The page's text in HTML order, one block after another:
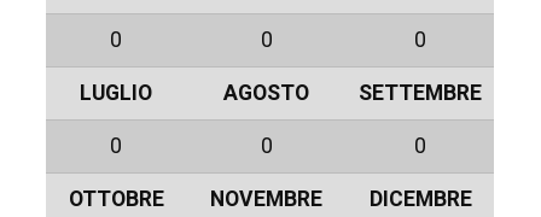
0 0 0
LUGLIO AGOSTO SETTEMBRE
0 0 0
OTTOBRE NOVEMBRE DICEMBRE